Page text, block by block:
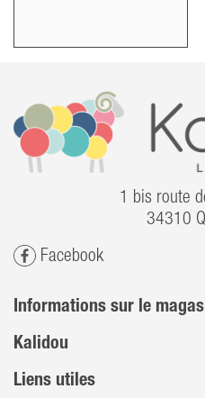
1 bis route
34310
Facebook
Informations sur le
Kalidou
Liens utiles